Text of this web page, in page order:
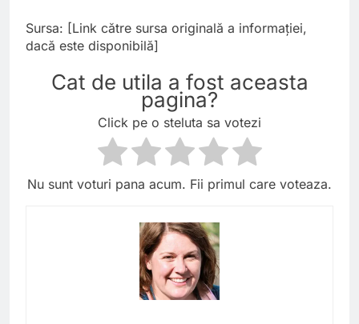
Sursa: [Link către sursa originală a informației,
dacă este disponibilă]
Cat de utila a fost aceasta
pagina?
Click pe o steluta sa votezi
Nu sunt voturi pana acum. Fii primul care voteaza.